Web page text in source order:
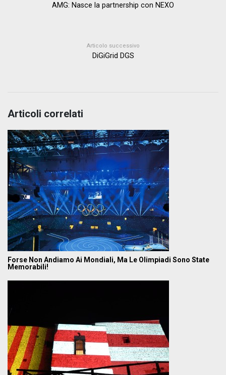
AMG: Nasce la partnership con NEXO
Articolo successivo
DiGiGrid DGS
Articoli correlati
Forse Non Andiamo Ai Mondiali, Ma Le Olimpiadi Sono State
Memorabili!